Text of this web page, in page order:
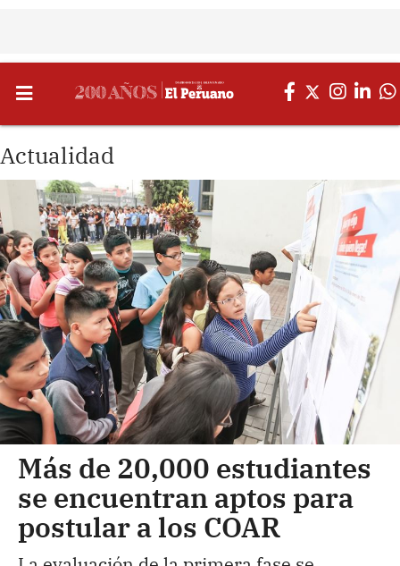
Actualidad
Más de 20,000 estudiantes
se encuentran aptos para
postular a los COAR